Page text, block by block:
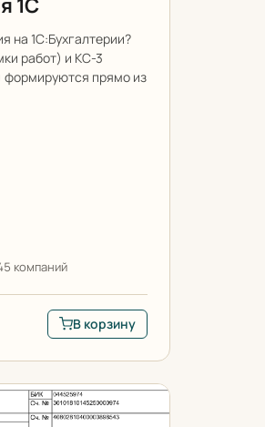
на 1С:Бухгалтерии?
работ) и КС-3
формируются прямо из
компаний
В корзину: КС-2 и КС-3 для 1С
В корзину
в счете на оплату